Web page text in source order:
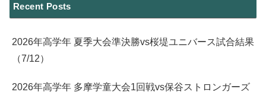
Recent Posts
2026年高学年 夏季大会準決勝vs桜堤ユニバース試合結果
（7/12）
2026年高学年 多摩学童大会1回戦vs保谷ストロンガーズ